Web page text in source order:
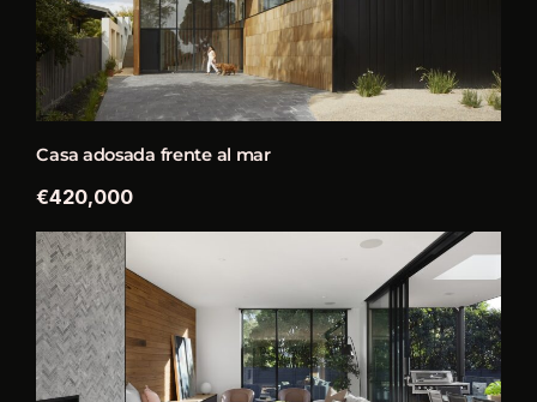
Casa adosada frente al mar
€420,000